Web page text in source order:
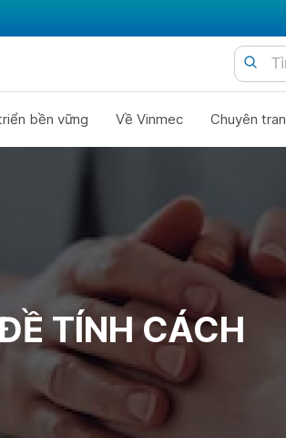
bền vững Về Vinmec Chuyên
TÍNH CÁCH